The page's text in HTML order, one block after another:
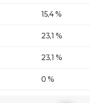
15,4 %
23,1 %
23,1 %
0 %